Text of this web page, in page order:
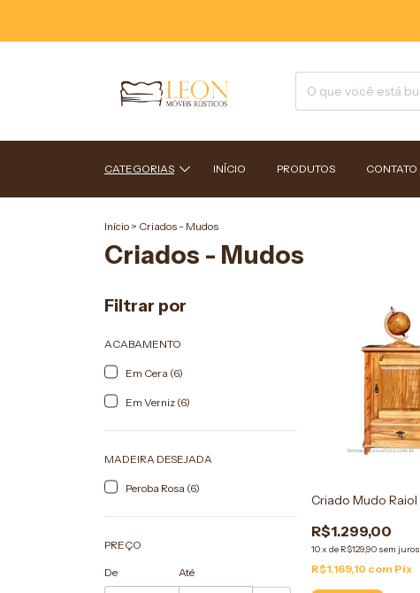
CATEGORIAS INÍCIO PRODUTOS CONTATO
Início > Criados - Mudos
Criados - Mudos
Filtrar por
ACABAMENTO
Em Cera (6)
Em Verniz (6)
MADEIRA DESEJADA
Peroba Rosa (6)
PREÇO
De Até
Criado Mudo Raiol
R$1.299,00
10xde R$129,90 sem juros
R$1.169,10 com Pix